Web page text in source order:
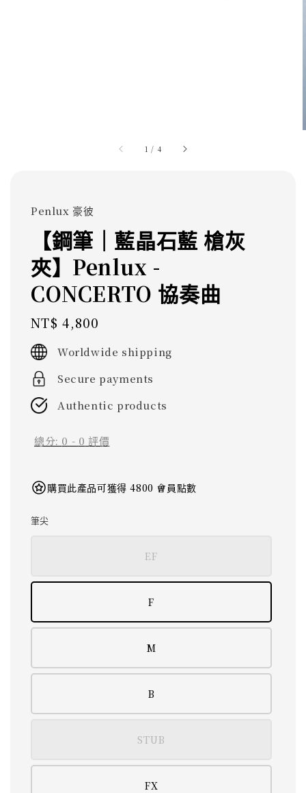
1 / 4
Penlux 豪彼
【鋼筆｜藍晶石藍 槍灰
夾】Penlux -
CONCERTO 協奏曲
Regular
price
NT$ 4,800
Worldwide shipping
Secure payments
Authentic products
總分: 0 - 0 評價
購買此產品可獲得 4800 會員點數
筆尖
EF
F
M
B
STUB
FX